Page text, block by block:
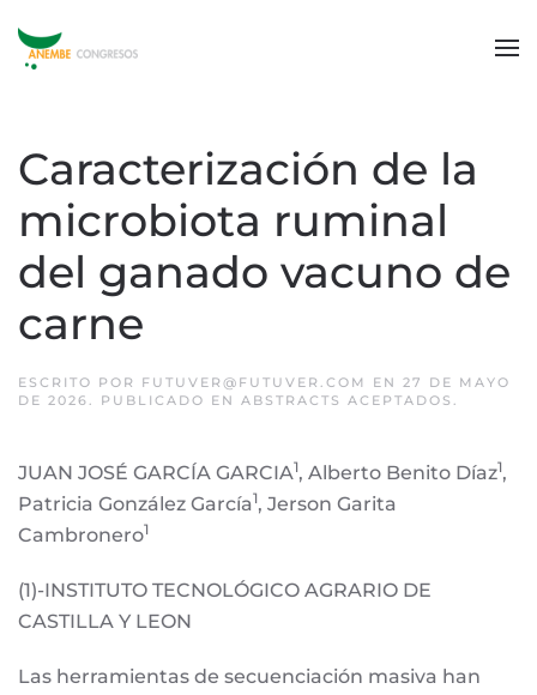
Caracterización de la
microbiota ruminal
del ganado vacuno de
carne
ESCRITO POR FUTUVER@FUTUVER.COM EN 27 DE MAYO
DE 2026. PUBLICADO EN ABSTRACTS ACEPTADOS .
JUAN JOSÉ GARCÍA GARCIA1, Alberto Benito Díaz1,
Patricia González García1, Jerson Garita
Cambronero1
(1)-INSTITUTO TECNOLÓGICO AGRARIO DE
CASTILLA Y LEON
Las herramientas de secuenciación masiva han